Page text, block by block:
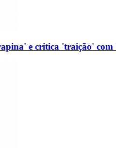
e critica 'traição'